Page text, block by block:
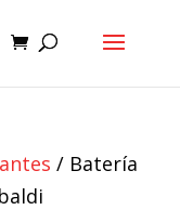
/ Batería